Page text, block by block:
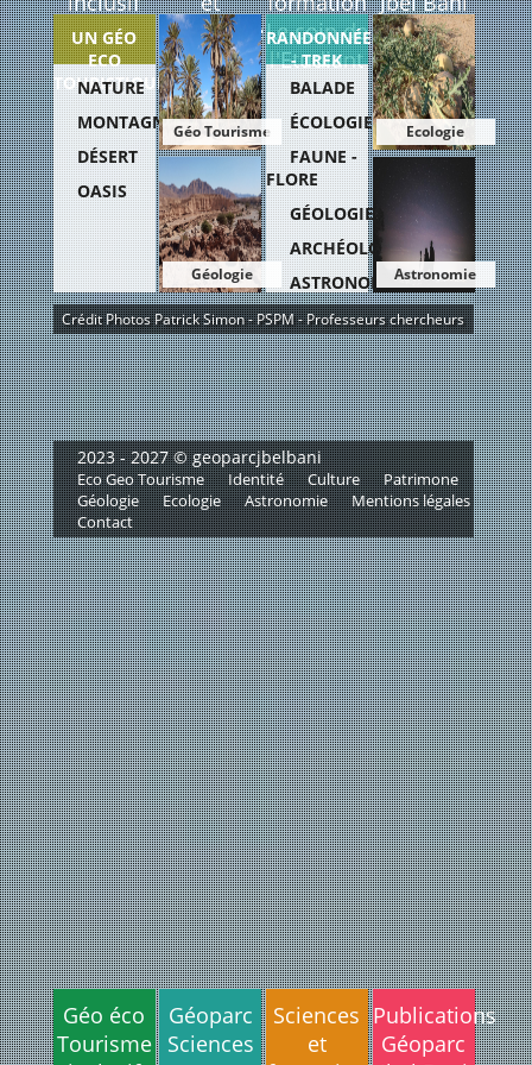
RechercheLe coin de
l'Etudiant
UN GÉO
ECO
TOURISTIQUE
NATURE
MONTAGNE
DÉSERT
OASIS
Géo Tourisme
Géologie
RANDONNÉES
- TREK
BALADE
ÉCOLOGIE
FAUNE -
FLORE
GÉOLOGIE
ARCHÉOLOGIE
ASTRONOMIE
Ecologie
Astronomie
Crédit Photos Patrick Simon - PSPM - Professeurs chercheurs
2023 - 2027 © geoparcjbelbani
Eco Geo Tourisme Identité Culture
Patrimone
Géologie
Ecologie Astronomie
Mentions légales
Contact
Géo éco
Tourisme
Géoparc
Sciences
Sciences
et
Publications
Géoparc